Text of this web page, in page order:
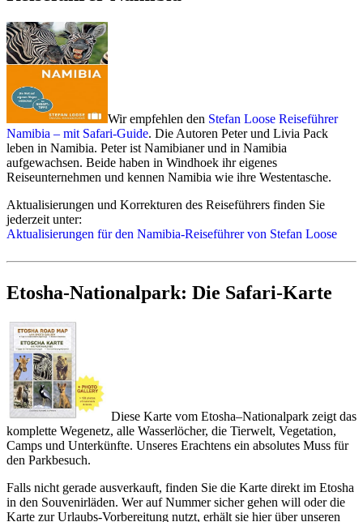
empfehlen wir immer möglichst frühzeitig Vorreservationen.
Falls Sie bereits passende Flüge gefunden oder sogar gebucht
haben, geht's hier direkt zu unserer
Anfrage.
Falls Sie in der Reisezeit flexibel sind, geben Sie uns das bei
Ihren Mietwagen- oder Camper-Anfragen am besten gleich mit
an um die Verfügbarkeit zu optimieren.
Detailinfos - Mietwagen und Camper für Namibia
Als Alternative oder streckenweise Ergänzung zum
Mietwagen bieten sich inzwischen mehrere Optionen an:
Flugsafarismachen auch entlegene Highlights des
Privat geführte Allrad-Touren oder mehrtägige
bieten volle Flexibilität und Sie erreichen
auch Ziele, die im eigenen Mietwagen nicht oder schwer
erreichbar sind.
Inlandsflüge bzw. Regionalflüge
großen Highlights des Landes ab: Windhoek, Sossusvlei,
Swakopmund, Twyfelfontein, Etosha, Caprivi, Victoria
Falls und inzwischen sogar Lüderitz und eingeschränkt
Fish River Canyon.
Kleingruppenreisendecken natürlich ebenfalls fast alle
interessanten Routen und Reisethemen ab.
Tägliche touristische Bus-Shuttlessind möglich zu den
beliebtesten Reise-Regionen: Windhoek, Kalahari, Fish
River Canyon, Sossusvlei, Namib, Swakopmund,
Twyfelfontein/Brandberg, Etosha-Park.
Wir empfehlen den Stefan Loose Reiseführer
Namibia – mit Safari-Guide. Die Autoren Peter und Livia Pack
leben in Namibia. Peter ist Namibianer und in Namibia
aufgewachsen. Beide haben in Windhoek ihr eigenes
Reiseunternehmen und kennen Namibia wie ihre Westentasche.
Aktualisierungen und Korrekturen des Reiseführers finden Sie
jederzeit unter:
Aktualisierungen für den Namibia-Reiseführer von Stefan Loose
Etosha-Nationalpark: Die Safari-Karte
Diese Karte vom Etosha–Nationalpark zeigt das
komplette Wegenetz, alle Wasserlöcher, die Tierwelt, Vegetation,
Camps und Unterkünfte. Unseres Erachtens ein absolutes Muss für
den Parkbesuch.
Falls nicht gerade ausverkauft, finden Sie die Karte direkt im Etosha
in den Souvenirläden. Wer auf Nummer sicher gehen will oder die
Karte zur Urlaubs-Vorbereitung nutzt, erhält sie hier über unseren